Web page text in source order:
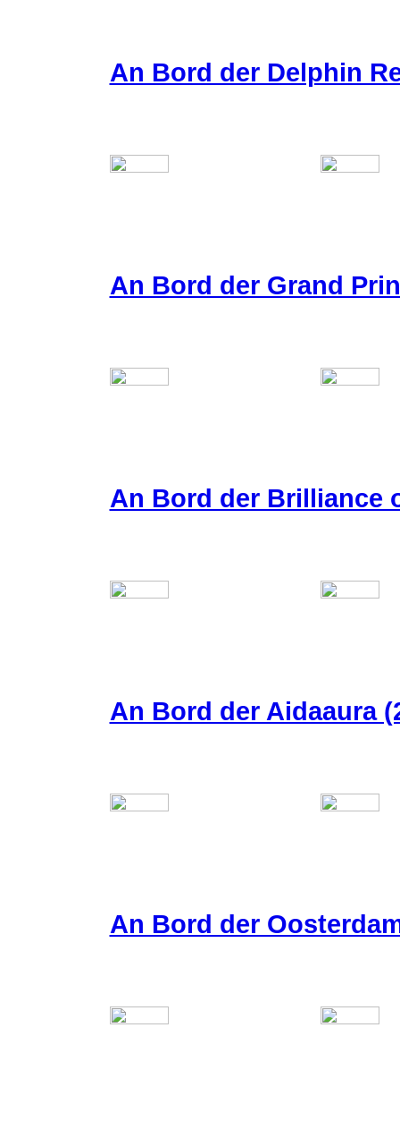
An Bord der Delphin
An Bord der Grand
An Bord der Brilliance
An Bord der Aidaaura
An Bord der